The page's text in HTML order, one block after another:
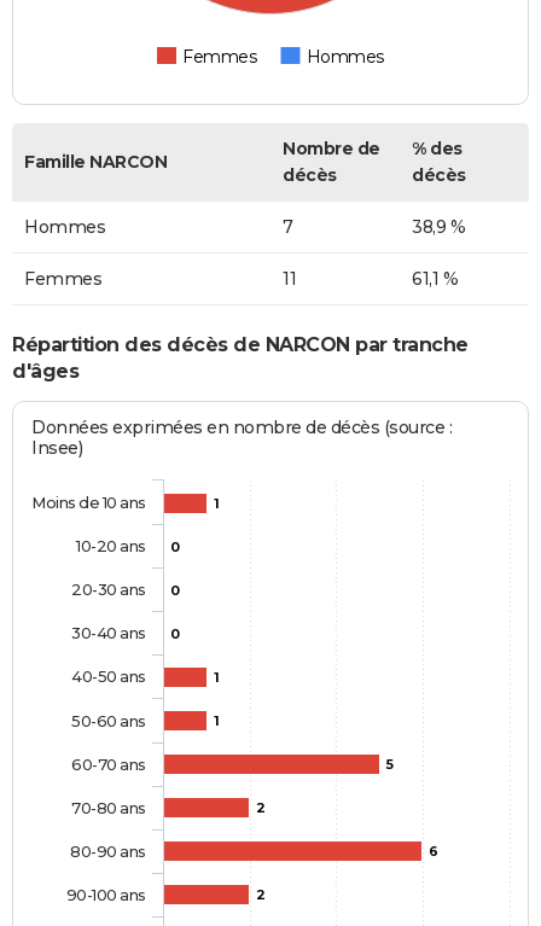
Femmes Hommes
Famille NARCON
Nombre de
décès
% des
décès
Hommes 7 38,9 %
Femmes 11 61,1 %
Répartition des décès de NARCON par tranche
d'âges
Données exprimées en nombre de décès (source :
Insee)
1
0
0
0
1
1
5
2
6
2
Moins de 10 ans
10-20 ans
20-30 ans
30-40 ans
40-50 ans
50-60 ans
60-70 ans
70-80 ans
80-90 ans
90-100 ans